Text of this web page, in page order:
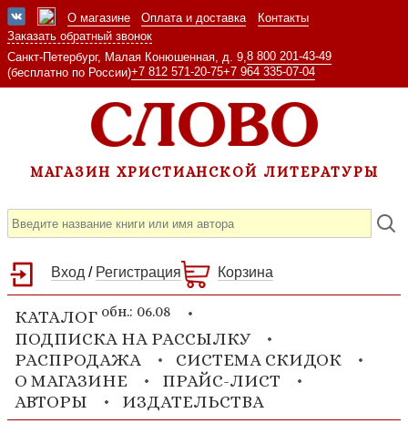
О магазине Оплата и доставка
Контакты
Заказать обратный звонок
Санкт-Петербург, Малая Конюшенная, д. 9, 8 800 201-43-49
(бесплатно по России)+7 812 571-20-75+7 964 335-07-04
МАГАЗИН ХРИСТИАНСКОЙ ЛИТЕРАТУРЫ
Вход / Регистрация Корзина
КАТАЛОГ обн.: 06.08
ПОДПИСКА НА РАССЫЛКУ
РАСПРОДАЖА
СИСТЕМА СКИДОК
О МАГАЗИНЕ
ПРАЙС-ЛИСТ
АВТОРЫ
ИЗДАТЕЛЬСТВА